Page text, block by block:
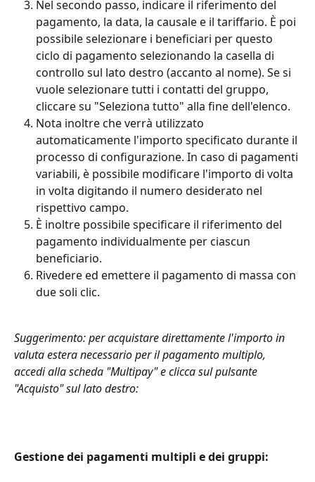
Nel secondo passo, indicare il riferimento del
pagamento, la data, la causale e il tariffario. È poi
possibile selezionare i beneficiari per questo
ciclo di pagamento selezionando la casella di
controllo sul lato destro (accanto al nome). Se si
vuole selezionare tutti i contatti del gruppo,
cliccare su "Seleziona tutto" alla fine dell'elenco.
Nota inoltre che verrà utilizzato
automaticamente l'importo specificato durante il
processo di configurazione. In caso di pagamenti
variabili, è possibile modificare l'importo di volta
in volta digitando il numero desiderato nel
rispettivo campo.
È inoltre possibile specificare il riferimento del
pagamento individualmente per ciascun
beneficiario.
Rivedere ed emettere il pagamento di massa con
due soli clic.
Suggerimento: per acquistare direttamente l'importo in
valuta estera necessario per il pagamento multiplo,
accedi alla scheda "Multipay" e clicca sul pulsante
"Acquisto" sul lato destro:
Gestione dei pagamenti multipli e dei gruppi: